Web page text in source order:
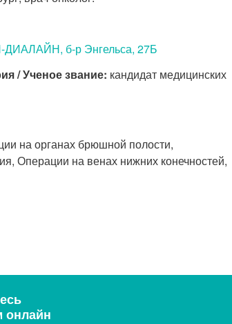
б-р Энгельса, 27Б
/ Ученое звание: кандидат медицинских
на органах брюшной полости,
Операции на венах нижних конечностей,
онлайн